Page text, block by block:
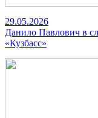
29.05.2026
Данило Павлович в
«Кузбасс»